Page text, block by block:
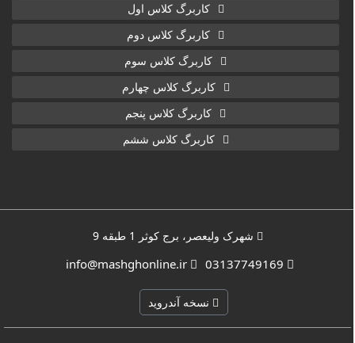
کاربرگ کلاس اول
کاربرگ کلاس دوم
کاربرگ کلاس سوم
کاربرگ کلاس چهارم
کاربرگ کلاس پنجم
کاربرگ کلاس ششم
شهرک ولیعصر، برج کوثر 1 طبقه 9
03137749169
info@mashghonline.ir
نسخه آندروید